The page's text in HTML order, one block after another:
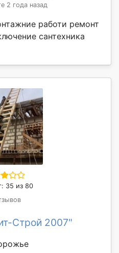
2 года назад
работи ремонт
сантехника
35 из 80
Строй 2007"